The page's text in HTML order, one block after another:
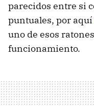
parecidos entre si
puntuales, por aquí
uno de esos
funcionamiento.